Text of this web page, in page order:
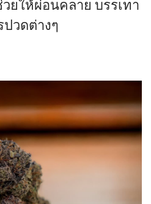
ยให้ผ่อนคลาย บรรเทา
ปวดต่างๆ